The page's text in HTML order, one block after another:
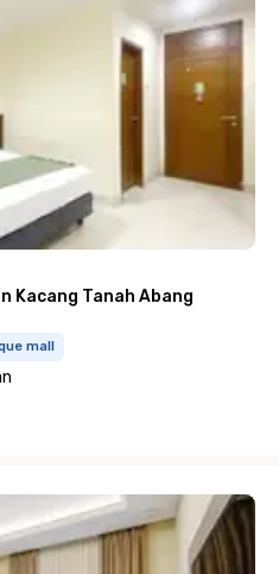
Kacang Tanah Abang
mall